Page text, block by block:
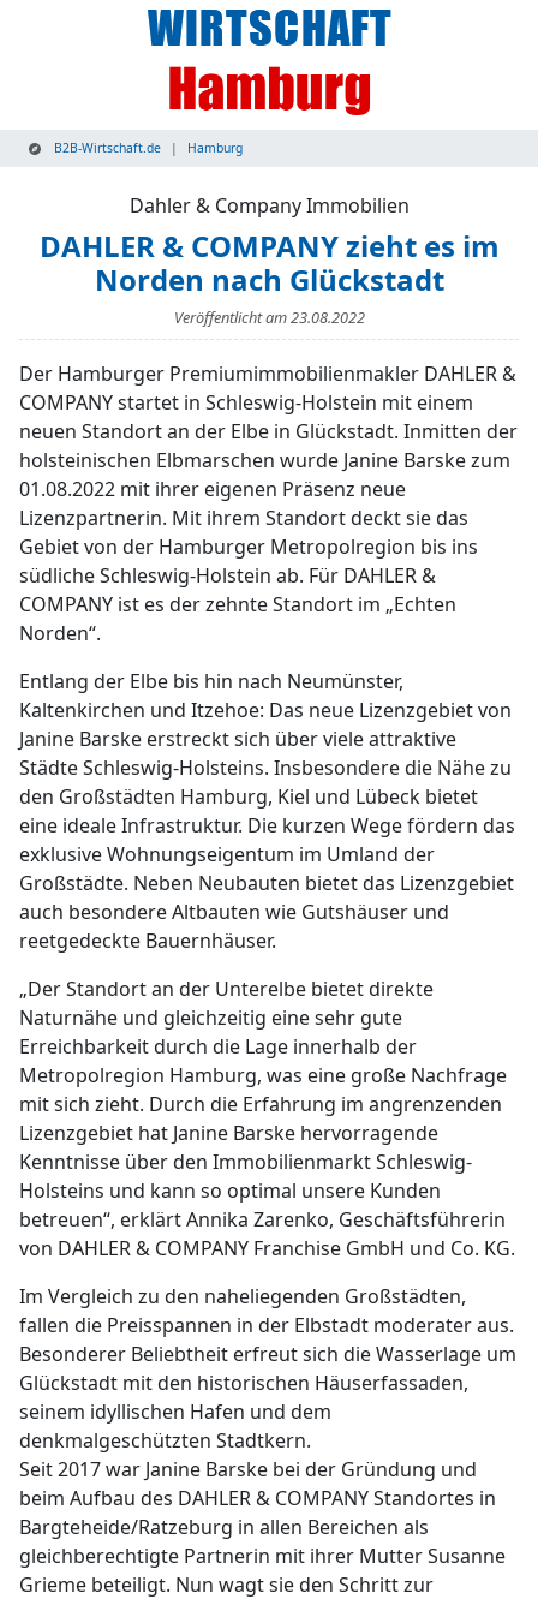
B2B-Wirtschaft.de Hamburg
Dahler & Company Immobilien
DAHLER & COMPANY zieht es im
Norden nach Glückstadt
Veröffentlicht am23.08.2022
Der Hamburger Premiumimmobilienmakler DAHLER &
COMPANY startet in Schleswig-Holstein mit einem
neuen Standort an der Elbe in Glückstadt. Inmitten der
holsteinischen Elbmarschen wurde Janine Barske zum
01.08.2022 mit ihrer eigenen Präsenz neue
Lizenzpartnerin. Mit ihrem Standort deckt sie das
Gebiet von der Hamburger Metropolregion bis ins
südliche Schleswig-Holstein ab. Für DAHLER &
COMPANY ist es der zehnte Standort im „Echten
Norden“.
Entlang der Elbe bis hin nach Neumünster,
Kaltenkirchen und Itzehoe: Das neue Lizenzgebiet von
Janine Barske erstreckt sich über viele attraktive
Städte Schleswig-Holsteins. Insbesondere die Nähe zu
den Großstädten Hamburg, Kiel und Lübeck bietet
eine ideale Infrastruktur. Die kurzen Wege fördern das
exklusive Wohnungseigentum im Umland der
Großstädte. Neben Neubauten bietet das Lizenzgebiet
auch besondere Altbauten wie Gutshäuser und
reetgedeckte Bauernhäuser.
„Der Standort an der Unterelbe bietet direkte
Naturnähe und gleichzeitig eine sehr gute
Erreichbarkeit durch die Lage innerhalb der
Metropolregion Hamburg, was eine große Nachfrage
mit sich zieht. Durch die Erfahrung im angrenzenden
Lizenzgebiet hat Janine Barske hervorragende
Kenntnisse über den Immobilienmarkt Schleswig-
Holsteins und kann so optimal unsere Kunden
betreuen“, erklärt Annika Zarenko, Geschäftsführerin
von DAHLER & COMPANY Franchise GmbH und Co. KG.
Im Vergleich zu den naheliegenden Großstädten,
fallen die Preisspannen in der Elbstadt moderater aus.
Besonderer Beliebtheit erfreut sich die Wasserlage um
Glückstadt mit den historischen Häuserfassaden,
seinem idyllischen Hafen und dem
denkmalgeschützten Stadtkern.
Seit 2017 war Janine Barske bei der Gründung und
beim Aufbau des DAHLER & COMPANY Standortes in
Bargteheide/Ratzeburg in allen Bereichen als
gleichberechtigte Partnerin mit ihrer Mutter Susanne
Grieme beteiligt. Nun wagt sie den Schritt zur